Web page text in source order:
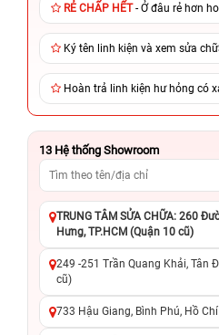
RẺ CHẤP HẾT- Ở đâu rẻ hơn
Ký tên linh kiện và xem sửa
Hoàn trả linh kiện hư hỏng có
13 Hệ thống Showroom
TRUNG TÂM SỬA CHỮA: 260
Hưng, TP.HCM (Quận 10 cũ)
249 -251 Trần Quang Khải, Tân
cũ)
733 Hậu Giang, Bình Phú, Hồ